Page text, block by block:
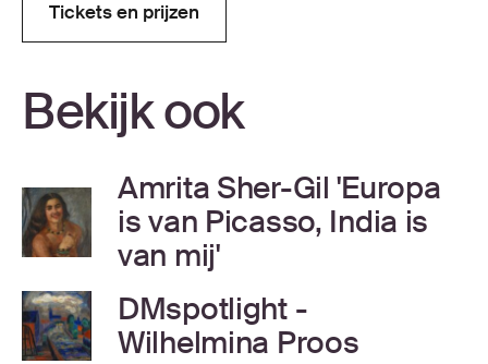
Tickets en prijzen
Tickets en prijzen
Bekijk ook
Amrita Sher-Gil 'Europa
is van Picasso, India is
van mij'
DMspotlight -
Wilhelmina Proos